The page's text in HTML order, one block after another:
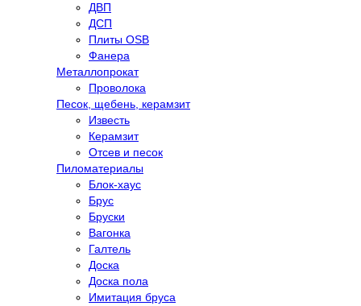
ДВП
ДСП
Плиты OSB
Фанера
Металлопрокат
Проволока
Песок, щебень, керамзит
Известь
Керамзит
Отсев и песок
Пиломатериалы
Блок-хаус
Брус
Бруски
Вагонка
Галтель
Доска
Доска пола
Имитация бруса